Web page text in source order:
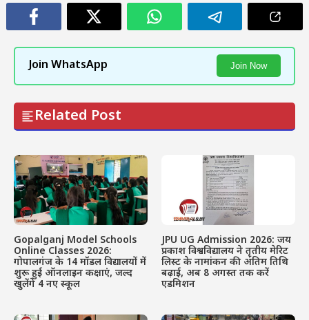
Join WhatsApp Join Now
Related Post
Gopalganj Model Schools
Online Classes 2026:
गोपालगंज के 14 मॉडल विद्यालयों में
शुरू हुई ऑनलाइन कक्षाएं, जल्द
खुलेंगे 4 नए स्कूल
JPU UG Admission 2026: जय
प्रकाश विश्वविद्यालय ने तृतीय मेरिट
लिस्ट के नामांकन की अंतिम तिथि
बढ़ाई, अब 8 अगस्त तक करें
एडमिशन